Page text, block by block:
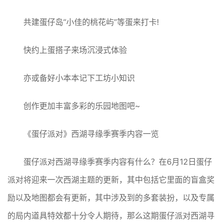
共建蛋仔岛“小佳的桃花屿”等蛋来打卡!
快约上蛋搭子来场沉浸式体验
亦或备好小本本记下工坊小知识
创作更加丰富多彩的乐园地图吧~
《蛋仔派对》西湖寻缘季赛季内容一览
蛋仔派对西湖寻缘季赛季内容有什么？在6月12日蛋仔
派对将迎来一次西湖主题的更新，其中包括它里面的盲盒奖
励以及地图都会有更新，其中涉及到的多套装扮，以及专属
的局内道具特效都十分令人期待，那么这期蛋仔派对西湖寻